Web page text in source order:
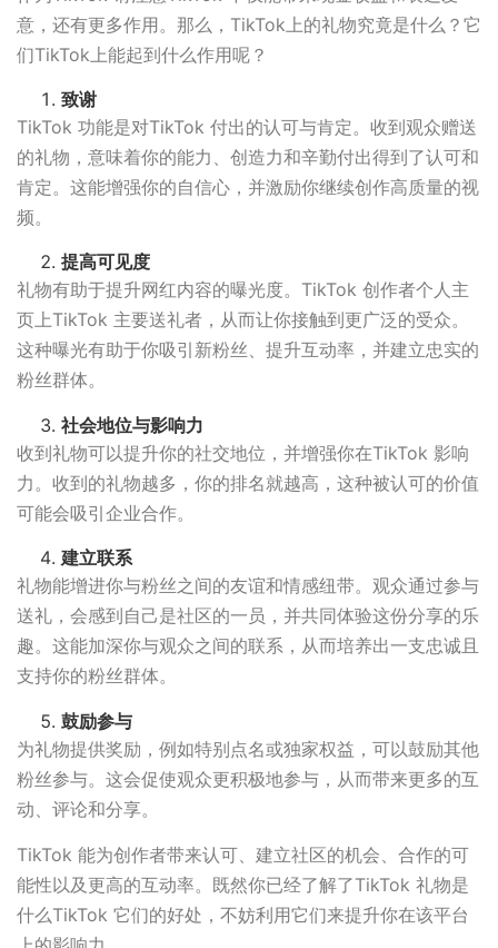
意，还有更多作用。那么，TikTok上的礼物究竟是什么？它
们TikTok上能起到什么作用呢？
致谢
TikTok 功能是对TikTok 付出的认可与肯定。收到观众赠送
的礼物，意味着你的能力、创造力和辛勤付出得到了认可和
肯定。这能增强你的自信心，并激励你继续创作高质量的视
频。
提高可见度
礼物有助于提升网红内容的曝光度。TikTok 创作者个人主
页上TikTok 主要送礼者，从而让你接触到更广泛的受众。
这种曝光有助于你吸引新粉丝、提升互动率，并建立忠实的
粉丝群体。
社会地位与影响力
收到礼物可以提升你的社交地位，并增强你在TikTok 影响
力。收到的礼物越多，你的排名就越高，这种被认可的价值
可能会吸引企业合作。
建立联系
礼物能增进你与粉丝之间的友谊和情感纽带。观众通过参与
送礼，会感到自己是社区的一员，并共同体验这份分享的乐
趣。这能加深你与观众之间的联系，从而培养出一支忠诚且
支持你的粉丝群体。
鼓励参与
为礼物提供奖励，例如特别点名或独家权益，可以鼓励其他
粉丝参与。这会促使观众更积极地参与，从而带来更多的互
动、评论和分享。
TikTok 能为创作者带来认可、建立社区的机会、合作的可
能性以及更高的互动率。既然你已经了解了TikTok 礼物是
什么TikTok 它们的好处，不妨利用它们来提升你在该平台